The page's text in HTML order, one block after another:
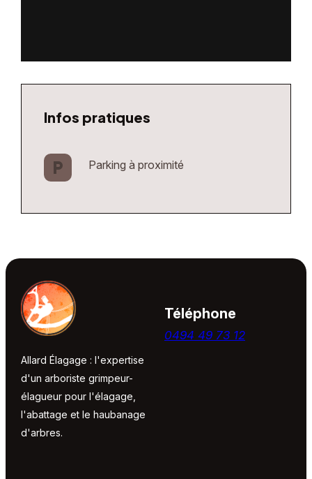
Infos pratiques
local_parking Parking à proximité
Allard Élagage : l'expertise
d'un arboriste grimpeur-
élagueur pour l'élagage,
l'abattage et le haubanage
d'arbres.
Téléphone
0494 49 73 12